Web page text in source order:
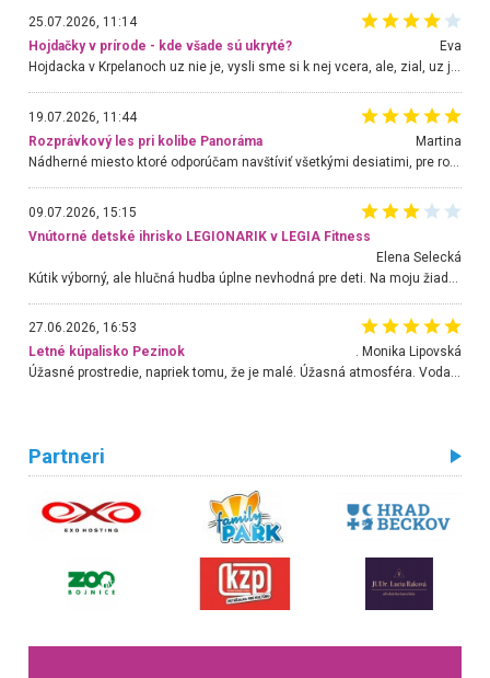
25.07.2026, 11:14
Hojdačky v prírode - kde všade sú ukryté?
Eva
Hojdacka v Krpelanoch uz nie je, vysli sme si k nej vcera, ale, zial, uz je znicena. Ak sem planujete cestu len kvoli hojdacke, mozete si ju usetrit. Krasny vyhlad je tu vsak aj bez hojdacky :-)
19.07.2026, 11:44
Rozprávkový les pri kolibe Panoráma
Martina
Nádherné miesto ktoré odporúčam navštíviť všetkými desiatimi, pre rodiny s deťmi, dôchodcom... Proste a jednoducho ozaj rozprávkový les.. určite ešte prídeme. Odniesli sme si na pamiatku krásne tričká,
09.07.2026, 15:15
Vnútorné detské ihrisko LEGIONARIK v LEGIA Fitness
Elena Selecká
27.06.2026, 16:53
Letné kúpalisko Pezinok
. Monika Lipovská
Úžasné prostredie, napriek tomu, že je malé. Úžasná atmosféra. Voda fantastická a nádherná. Ľudí je pomerne veľa, ale su mili a ohľaduplní. Je veľmi zaujímavé sledovať, ako dokážu spolu športovať cudzí ľudia a bez ohľadu na vek. Vládne tu pohoda. Vnuka neviem dostať z vody. Ďakujem za krásny deň . Urcite sa sem vrátim. Jediný problém je s parkovaním, ale aj ten sa mi podarilo vyriešiť. Monika Bratislava
Partneri